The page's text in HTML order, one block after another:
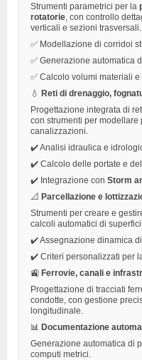
Strumenti parametrici per la
rotatorie, con controllo
verticali e sezioni trasversali.
✅ Modellazione di corridoi
✅ Generazione automatica
✅ Calcolo volumi materiali
💧 Reti di drenaggio,
Progettazione integrata di
con strumenti per modellare
canalizzazioni.
✔️ Analisi idraulica e
✔️ Calcolo delle portate e
✔️ Integrazione con Storm
📐 Parcellazione e
Strumenti per creare e
calcoli automatici di
✔️ Assegnazione dinamica
✔️ Criteri personalizzati per
🚉 Ferrovie, canali e
Progettazione di tracciati
condotte, con gestione
longitudinale.
📊 Documentazione
Generazione automatica di
computi metrici.